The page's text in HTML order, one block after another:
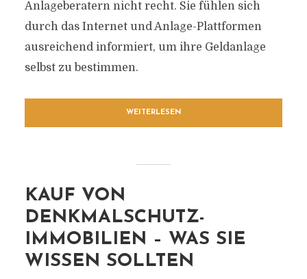
Anlageberatern nicht recht. Sie fühlen sich
durch das Internet und Anlage-Plattformen
ausreichend informiert, um ihre Geldanlage
selbst zu bestimmen.
WEITERLESEN
KAUF VON
DENKMALSCHUTZ-
IMMOBILIEN – WAS SIE
WISSEN SOLLTEN